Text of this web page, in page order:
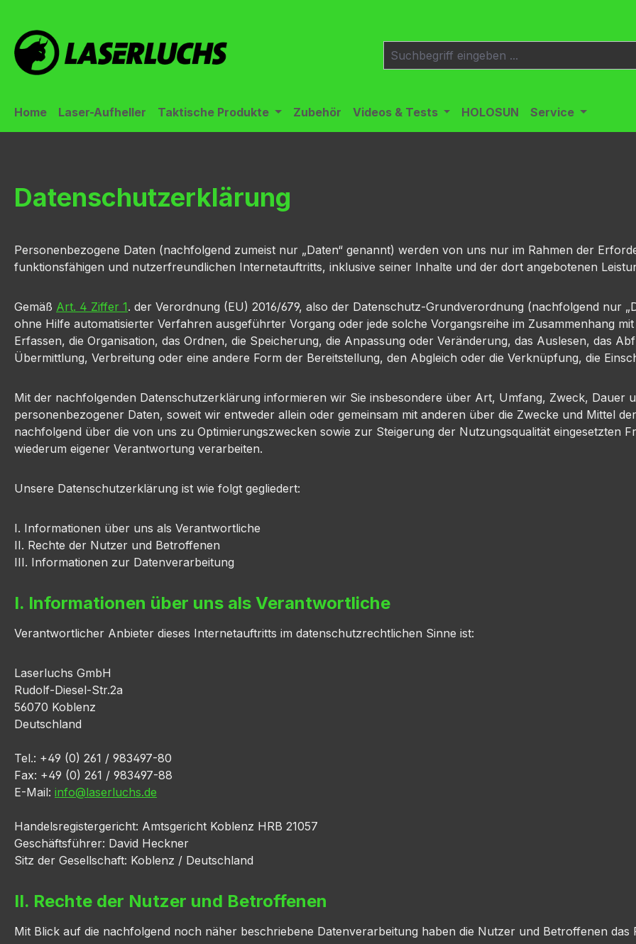
Home Laser-Aufheller Taktische Produkte Zubehör Videos & Tests HOLOSUN Service
Datenschutzerklärung
Personenbezogene Daten (nachfolgend zumeist nur „Daten“ genannt) werden von uns nur im Rahmen der
funktionsfähigen und nutzerfreundlichen Internetauftritts, inklusive seiner Inhalte und der dort angebotenen
Gemäß Art. 4 Ziffer 1. der Verordnung (EU) 2016/679, also der Datenschutz-Grundverordnung (nachfolgend nur
ohne Hilfe automatisierter Verfahren ausgeführter Vorgang oder jede solche Vorgangsreihe im Zusammenhang
Erfassen, die Organisation, das Ordnen, die Speicherung, die Anpassung oder Veränderung, das Auslesen, das
Übermittlung, Verbreitung oder eine andere Form der Bereitstellung, den Abgleich oder die Verknüpfung, die
Mit der nachfolgenden Datenschutzerklärung informieren wir Sie insbesondere über Art, Umfang, Zweck, Dauer
personenbezogener Daten, soweit wir entweder allein oder gemeinsam mit anderen über die Zwecke und Mittel
nachfolgend über die von uns zu Optimierungszwecken sowie zur Steigerung der Nutzungsqualität eingesetzten
wiederum eigener Verantwortung verarbeiten.
Unsere Datenschutzerklärung ist wie folgt gegliedert:
I. Informationen über uns als Verantwortliche
II. Rechte der Nutzer und Betroffenen
III. Informationen zur Datenverarbeitung
I. Informationen über uns als Verantwortliche
Verantwortlicher Anbieter dieses Internetauftritts im datenschutzrechtlichen Sinne ist:
Laserluchs GmbH
Rudolf-Diesel-Str.2a
56070 Koblenz
Deutschland
Tel.: +49 (0) 261 / 983497-80
Fax: +49 (0) 261 / 983497-88
E-Mail: info@laserluchs.de
Handelsregistergericht: Amtsgericht Koblenz HRB 21057
Geschäftsführer: David Heckner
Sitz der Gesellschaft: Koblenz / Deutschland
II. Rechte der Nutzer und Betroffenen
Mit Blick auf die nachfolgend noch näher beschriebene Datenverarbeitung haben die Nutzer und Betroffenen das